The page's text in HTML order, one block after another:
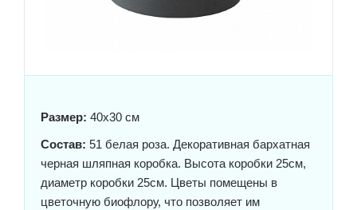
Размер: 40x30 см
Состав: 51 белая роза. Декоративная бархатная
черная шляпная коробка. Высота коробки 25см,
диаметр коробки 25см. Цветы помещены в
цветочную биофлору, что позволяет им